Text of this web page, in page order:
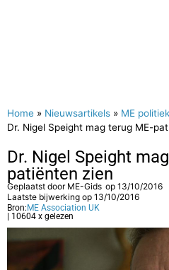
Home » Nieuwsartikels » ME
Dr. Nigel Speight mag terug ME-
Dr. Nigel Speight
patiënten zien
Geplaatst door ME-Gids op 13/10/2016
Laatste bijwerking op 13/10/2016
Bron: ME Association UK
| 10604 x gelezen